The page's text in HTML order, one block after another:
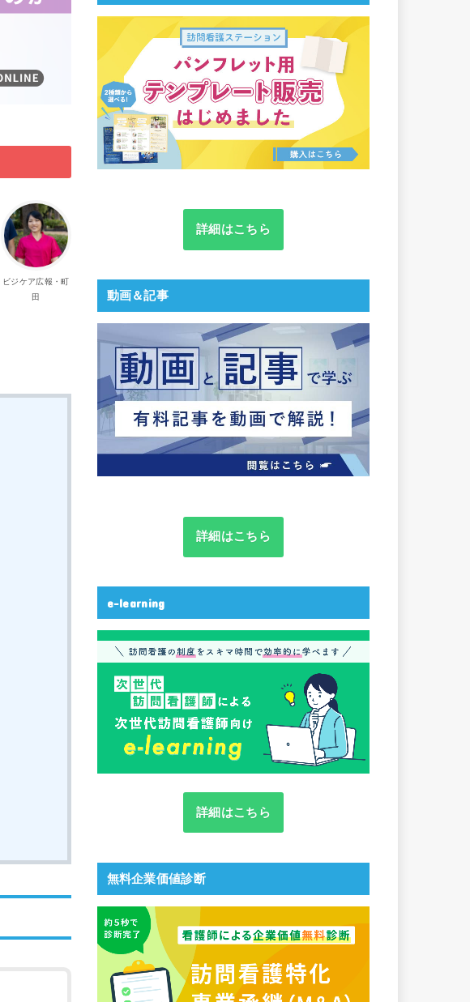
ビジケア広報・町
田
詳細はこちら
動画＆記事
詳細はこちら
e-learning
詳細はこちら
無料企業価値診断